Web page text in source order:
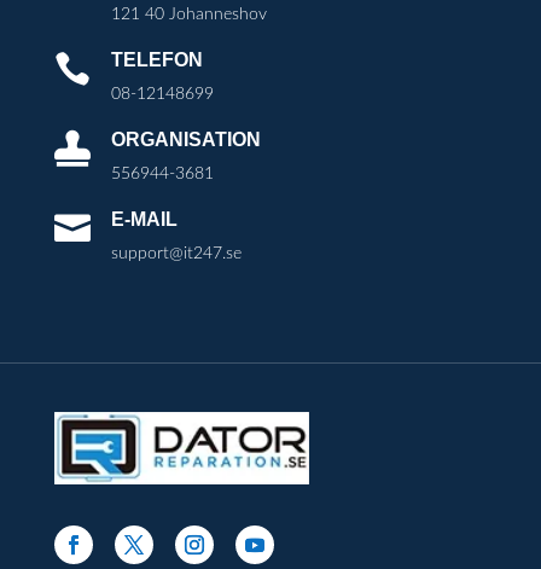
121 40 Johanneshov
 TELEFON
08-12148699
 ORGANISATION
556944-3681
 E-MAIL
support@it247.se